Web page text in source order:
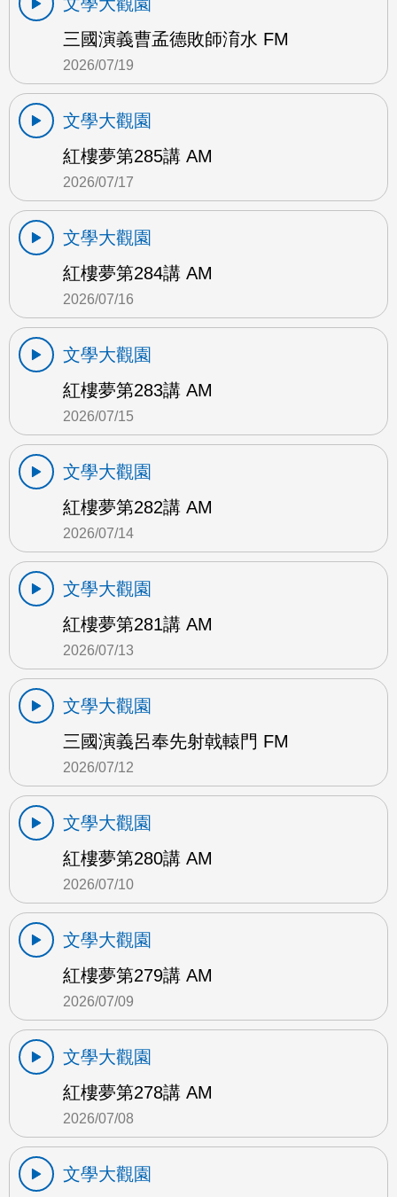
三國演義曹孟德敗師淯水 FM
2026/07/19
文學大觀園
紅樓夢第285講 AM
2026/07/17
文學大觀園
紅樓夢第284講 AM
2026/07/16
文學大觀園
紅樓夢第283講 AM
2026/07/15
文學大觀園
紅樓夢第282講 AM
2026/07/14
文學大觀園
紅樓夢第281講 AM
2026/07/13
文學大觀園
三國演義呂奉先射戟轅門 FM
2026/07/12
文學大觀園
紅樓夢第280講 AM
2026/07/10
文學大觀園
紅樓夢第279講 AM
2026/07/09
文學大觀園
紅樓夢第278講 AM
2026/07/08
文學大觀園